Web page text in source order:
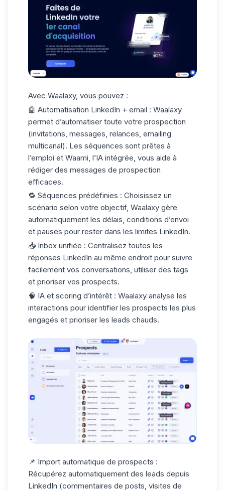
Avec Waalaxy, vous pouvez :
🤖 Automatisation LinkedIn + email : Waalaxy
permet d’automatiser toute votre prospection
(invitations, messages, relances, emailing
multicanal). Les séquences sont prêtes à
l’emploi et Waami , l’IA intégrée, vous aide à
rédiger des messages de prospection
efficaces.
🔁 Séquences prédéfinies : Choisissez un
scénario selon votre objectif, Waalaxy gère
automatiquement les délais, conditions d’envoi
et pauses pour rester dans les limites LinkedIn.
📥 Inbox unifiée : Centralisez toutes les
réponses LinkedIn au même endroit pour suivre
facilement vos conversations, utiliser des tags
et prioriser vos prospects.
🧠 IA et scoring d’intérêt : Waalaxy analyse les
interactions pour identifier les prospects les plus
engagés et prioriser les leads chauds.
📌 Import automatique de prospects :
Récupérez automatiquement des leads depuis
LinkedIn (commentaires de posts, visites de